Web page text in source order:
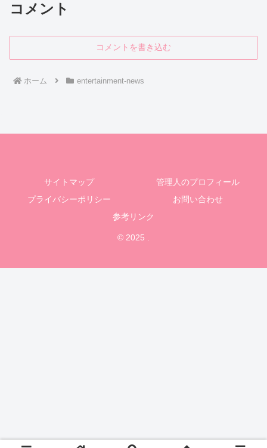
コメント
コメントを書き込む
ホーム entertainment-news
サイトマップ
管理人のプロフィール
プライバシーポリシー
お問い合わせ
参考リンク
© 2025 .